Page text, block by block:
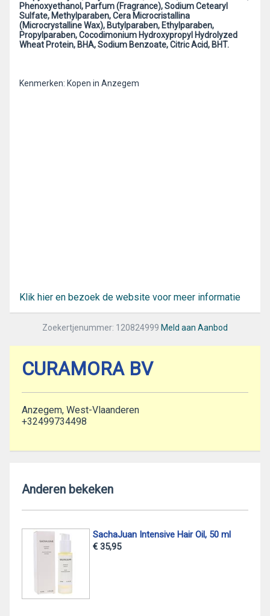
Phenoxyethanol, Parfum (Fragrance), Sodium Cetearyl
Sulfate, Methylparaben, Cera Microcristallina
(Microcrystalline Wax), Butylparaben, Ethylparaben,
Propylparaben, Cocodimonium Hydroxypropyl Hydrolyzed
Wheat Protein, BHA, Sodium Benzoate, Citric Acid, BHT.
Kenmerken: Kopen in Anzegem
Klik hier en bezoek de website voor meer informatie
Zoekertjenummer: 120824999 Meld aan Aanbod
CURAMORA BV
Anzegem, West-Vlaanderen
+32499734498
Anderen bekeken
SachaJuan Intensive Hair Oil, 50 ml
€ 35,95